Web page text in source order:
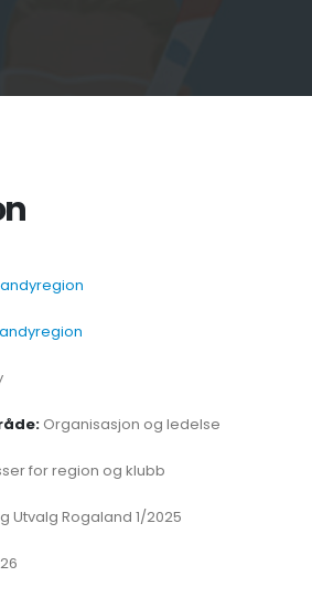
Organisasjon og ledelse
for region og klubb
Utvalg Rogaland 1/2025